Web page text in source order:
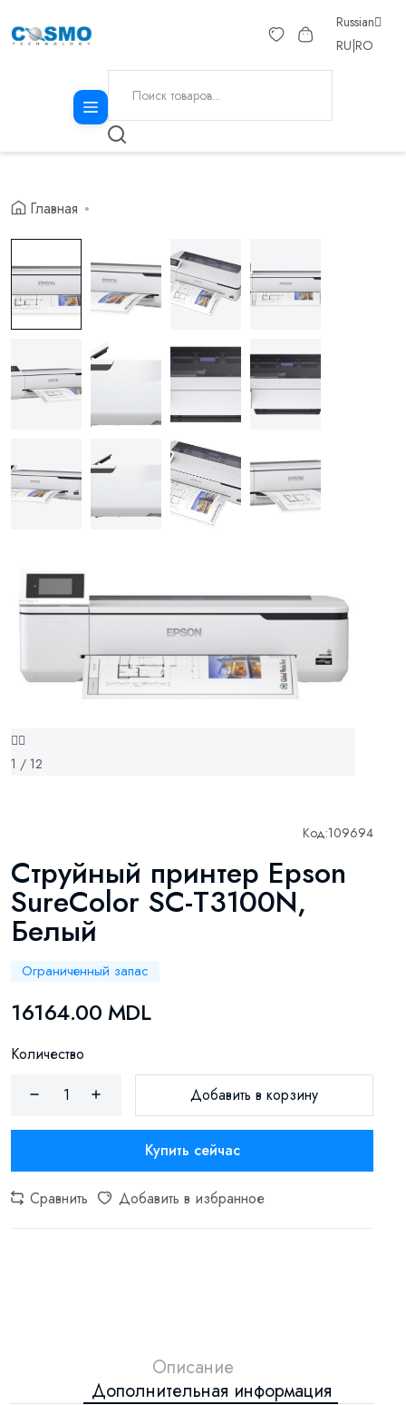
Russian
RU RO
Главная
1 / 12
Код:109694
Струйный принтер Epson
SureColor SC-T3100N,
Белый
Ограниченный запас
16164.00 MDL
Количество
Добавить в корзину
Купить сейчас
Сравнить Добавить в избранное
Описание
Дополнительная информация